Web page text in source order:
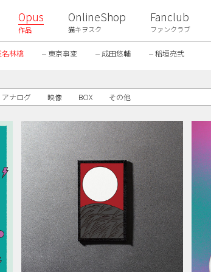
Opus
作品
OnlineShop
猫キヲスク
Fanclub
ファンクラブ
名林檎 東京事変 成田悠輔 稲垣亮弐
アナログ 映像 BOX その他